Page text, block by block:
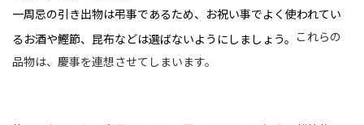
一周忌の引き出物は弔事であるため、お祝い事でよく使われてい
るお酒や鰹節、昆布などは選ばないようにしましょう。 これらの
品物は、慶事を連想させてしまいます。